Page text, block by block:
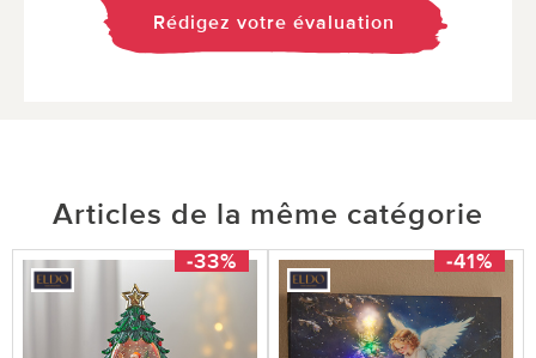
Rédigez votre évaluation
Articles de la même catégorie
-33% -41%